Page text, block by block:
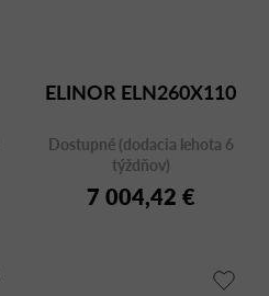
ELINOR ELN260X110
Dostupné (dodacia lehota 6
týždňov)
7 004,42 €